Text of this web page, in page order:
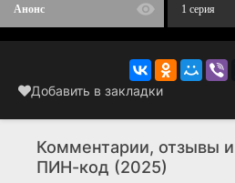
Анонс 1 серия
Добавить в закладки
Комментарии, отзывы
ПИН-код (2025)